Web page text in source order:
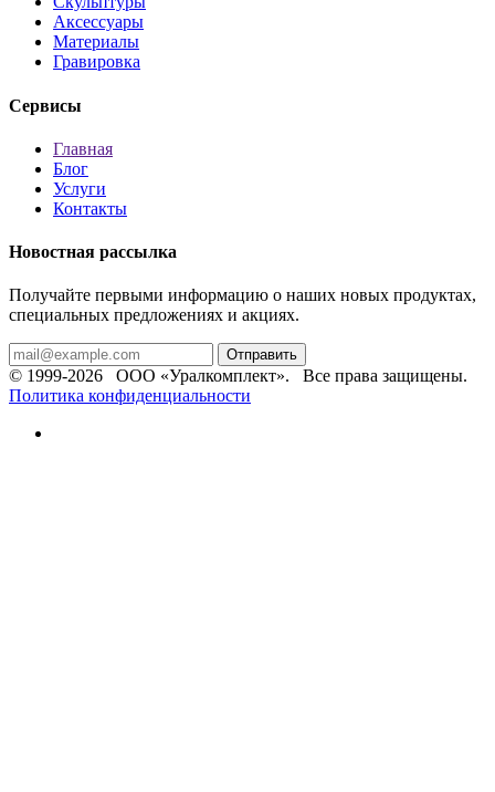
Аксессуары
Материалы
Гравировка
Сервисы
Главная
Блог
Услуги
Контакты
Новостная рассылка
Получайте первыми информацию о наших новых продуктах,
специальных предложениях и акциях.
Отправить
© 1999-2026 ООО «Уралкомплект». Все права защищены.
Политика конфиденциальности